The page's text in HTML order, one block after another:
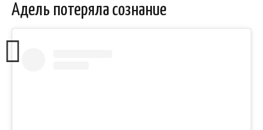
Адель потеряла сознание